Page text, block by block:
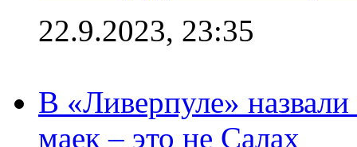
22.9.2023, 23:35
В «Ливерпуле»
маек – это не Салах